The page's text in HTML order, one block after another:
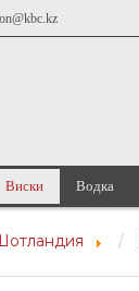
Виски Водка